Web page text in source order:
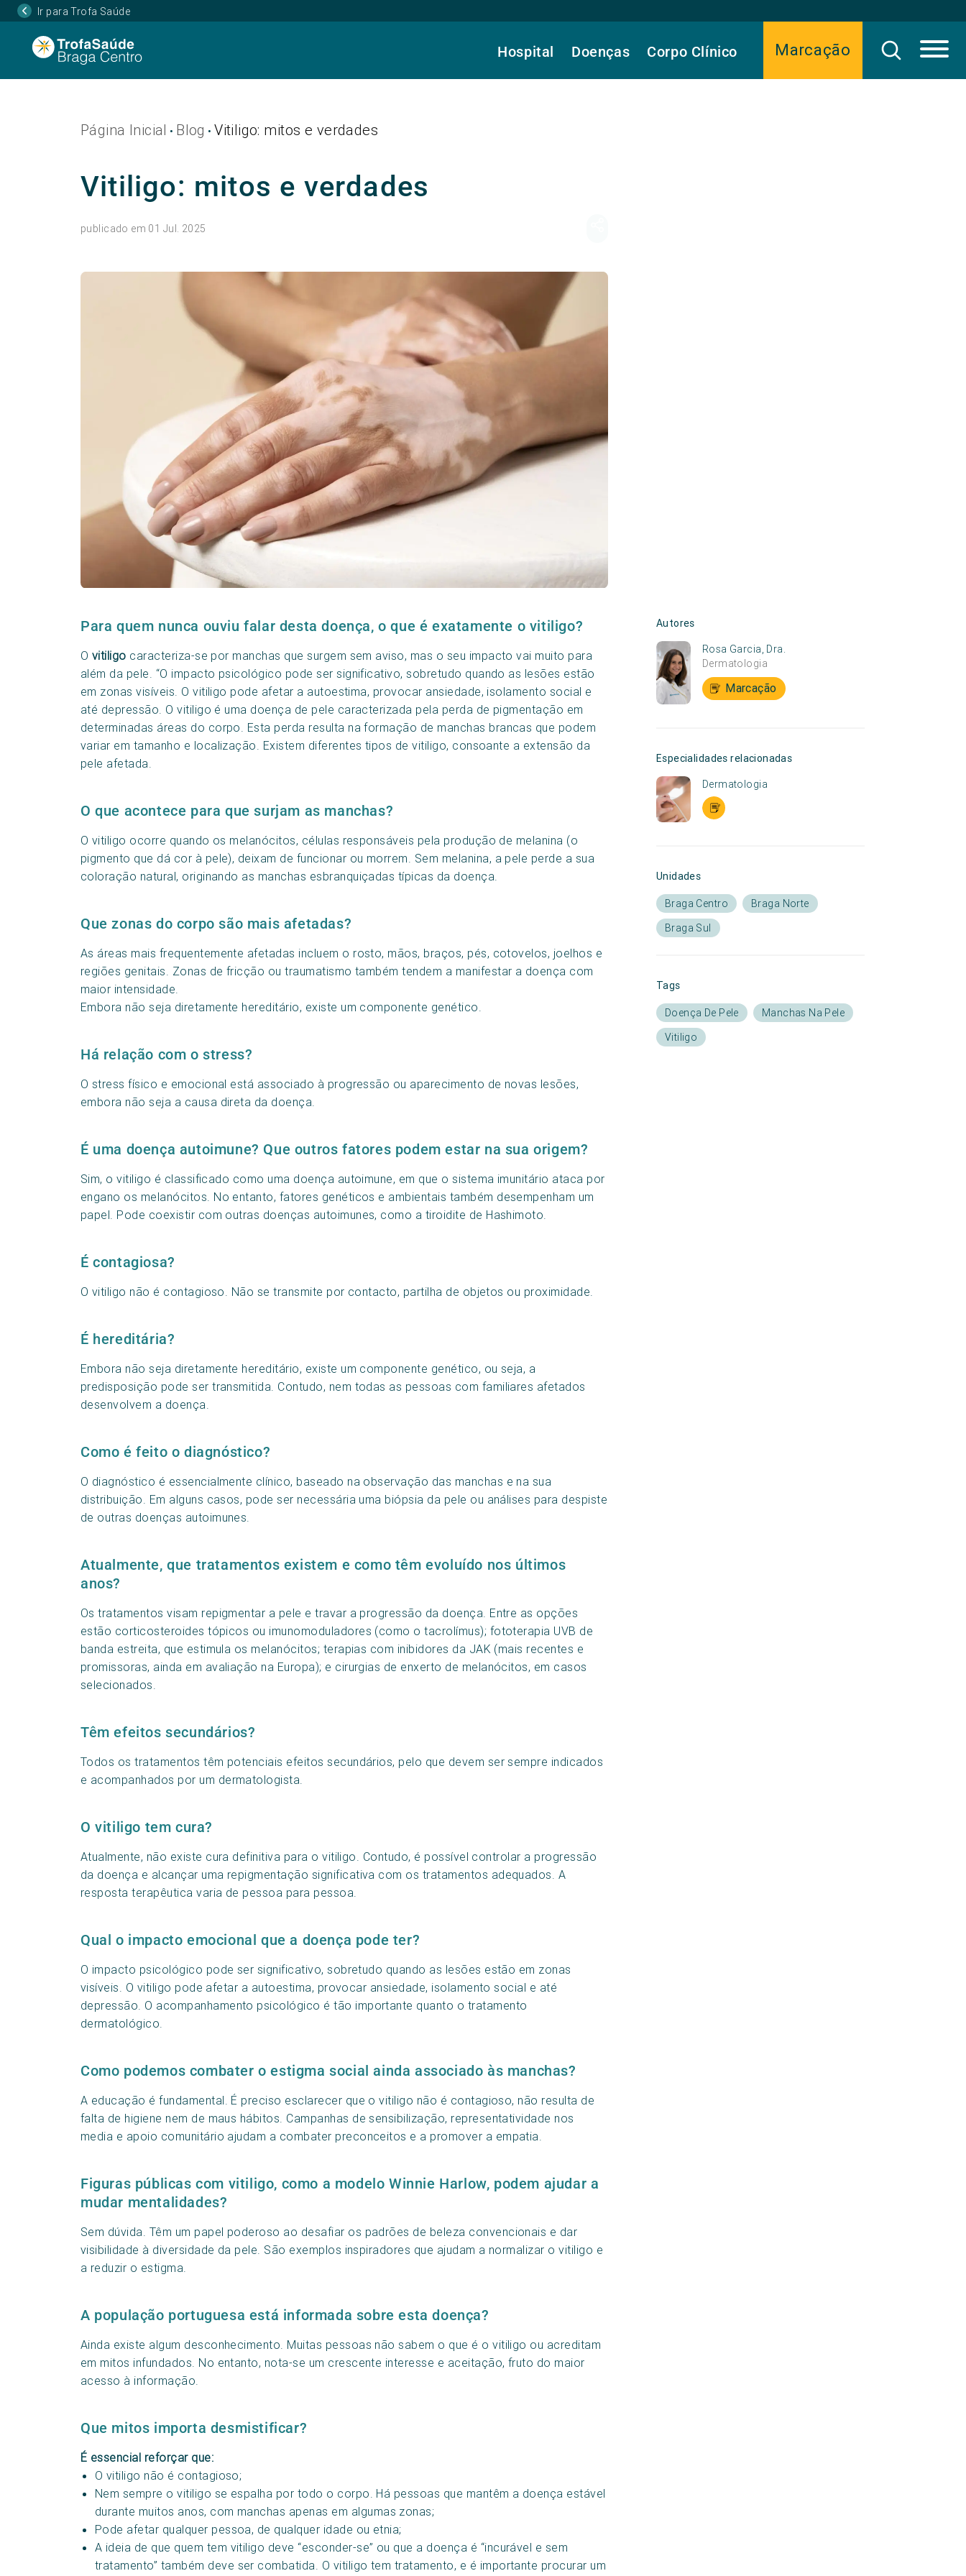
Ir para Trofa Saúde
Marcação
Hospital Doenças Corpo Clínico
Página Inicial • Blog • Vitiligo: mitos e verdades
Vitiligo: mitos e verdades
publicado em 01 Jul. 2025
Para quem nunca ouviu falar desta doença, o que é exatamente o vitiligo?
O vitiligo caracteriza-se por manchas que surgem sem aviso, mas o seu impacto vai muito para
além da pele. “O impacto psicológico pode ser significativo, sobretudo quando as lesões estão
em zonas visíveis. O vitiligo pode afetar a autoestima, provocar ansiedade, isolamento social e
até depressão. O vitiligo é uma doença de pele caracterizada pela perda de pigmentação em
determinadas áreas do corpo. Esta perda resulta na formação de manchas brancas que podem
variar em tamanho e localização. Existem diferentes tipos de vitiligo, consoante a extensão da
pele afetada.
O que acontece para que surjam as manchas?
O vitiligo ocorre quando os melanócitos, células responsáveis pela produção de melanina (o
pigmento que dá cor à pele), deixam de funcionar ou morrem. Sem melanina, a pele perde a sua
coloração natural, originando as manchas esbranquiçadas típicas da doença.
Que zonas do corpo são mais afetadas?
As áreas mais frequentemente afetadas incluem o rosto, mãos, braços, pés, cotovelos, joelhos e
regiões genitais. Zonas de fricção ou traumatismo também tendem a manifestar a doença com
maior intensidade.
Embora não seja diretamente hereditário, existe um componente genético.
Há relação com o stress?
O stress físico e emocional está associado à progressão ou aparecimento de novas lesões,
embora não seja a causa direta da doença.
É uma doença autoimune? Que outros fatores podem estar na sua origem?
Sim, o vitiligo é classificado como uma doença autoimune, em que o sistema imunitário ataca por
engano os melanócitos. No entanto, fatores genéticos e ambientais também desempenham um
papel. Pode coexistir com outras doenças autoimunes, como a tiroidite de Hashimoto.
É contagiosa?
O vitiligo não é contagioso. Não se transmite por contacto, partilha de objetos ou proximidade.
É hereditária?
Embora não seja diretamente hereditário, existe um componente genético, ou seja, a
predisposição pode ser transmitida. Contudo, nem todas as pessoas com familiares afetados
desenvolvem a doença.
Como é feito o diagnóstico?
O diagnóstico é essencialmente clínico, baseado na observação das manchas e na sua
distribuição. Em alguns casos, pode ser necessária uma biópsia da pele ou análises para despiste
de outras doenças autoimunes.
Atualmente, que tratamentos existem e como têm evoluído nos últimos
anos?
Os tratamentos visam repigmentar a pele e travar a progressão da doença. Entre as opções
estão corticosteroides tópicos ou imunomoduladores (como o tacrolímus); fototerapia UVB de
banda estreita, que estimula os melanócitos; terapias com inibidores da JAK (mais recentes e
promissoras, ainda em avaliação na Europa); e cirurgias de enxerto de melanócitos, em casos
selecionados.
Têm efeitos secundários?
Todos os tratamentos têm potenciais efeitos secundários, pelo que devem ser sempre indicados
e acompanhados por um dermatologista.
O vitiligo tem cura?
Atualmente, não existe cura definitiva para o vitiligo. Contudo, é possível controlar a progressão
da doença e alcançar uma repigmentação significativa com os tratamentos adequados. A
resposta terapêutica varia de pessoa para pessoa.
Qual o impacto emocional que a doença pode ter?
O impacto psicológico pode ser significativo, sobretudo quando as lesões estão em zonas
visíveis. O vitiligo pode afetar a autoestima, provocar ansiedade, isolamento social e até
depressão. O acompanhamento psicológico é tão importante quanto o tratamento
dermatológico.
Como podemos combater o estigma social ainda associado às manchas?
A educação é fundamental. É preciso esclarecer que o vitiligo não é contagioso, não resulta de
falta de higiene nem de maus hábitos. Campanhas de sensibilização, representatividade nos
media e apoio comunitário ajudam a combater preconceitos e a promover a empatia.
Figuras públicas com vitiligo, como a modelo Winnie Harlow, podem ajudar a
mudar mentalidades?
Sem dúvida. Têm um papel poderoso ao desafiar os padrões de beleza convencionais e dar
visibilidade à diversidade da pele. São exemplos inspiradores que ajudam a normalizar o vitiligo e
a reduzir o estigma.
A população portuguesa está informada sobre esta doença?
Ainda existe algum desconhecimento. Muitas pessoas não sabem o que é o vitiligo ou acreditam
em mitos infundados. No entanto, nota-se um crescente interesse e aceitação, fruto do maior
acesso à informação.
Que mitos importa desmistificar?
É essencial reforçar que:
O vitiligo não é contagioso;
Nem sempre o vitiligo se espalha por todo o corpo. Há pessoas que mantêm a doença estável
durante muitos anos, com manchas apenas em algumas zonas;
Pode afetar qualquer pessoa, de qualquer idade ou etnia;
A ideia de que quem tem vitiligo deve “esconder-se” ou que a doença é “incurável e sem
tratamento” também deve ser combatida. O vitiligo tem tratamento, e é importante procurar um
Autores
Rosa Garcia, Dra.
Dermatologia
Marcação
Especialidades relacionadas
Dermatologia
Unidades
Braga Centro
Braga Norte
Braga Sul
Tags
Doença De Pele
Manchas Na Pele
Vitiligo